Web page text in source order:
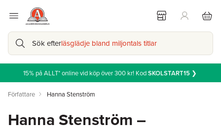
Sök efterläsglädje bland miljontals titlar
15% på ALLT* online vid köp över 300 kr! KodSKOLSTART15❯
Författare Hanna Stenström
Hanna Stenström –